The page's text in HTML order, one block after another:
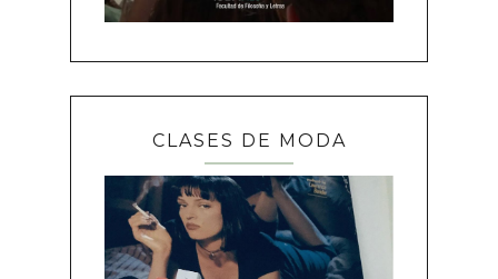
CLASES DE MODA